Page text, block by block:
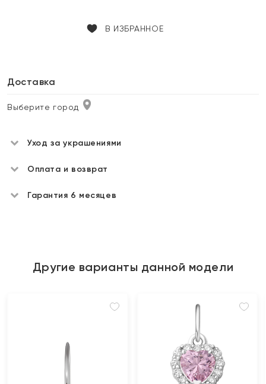
В ИЗБРАННОЕ
Доставка
Выберите город
Уход за украшениями
Оплата и возврат
Гарантия 6 месяцев
Другие варианты данной модели